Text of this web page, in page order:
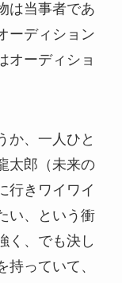
は当事者であ
ーディション
オーディショ
か、一人ひと
太郎（未来の
行きワイワイ
い、という衝
く、でも決し
っていて、